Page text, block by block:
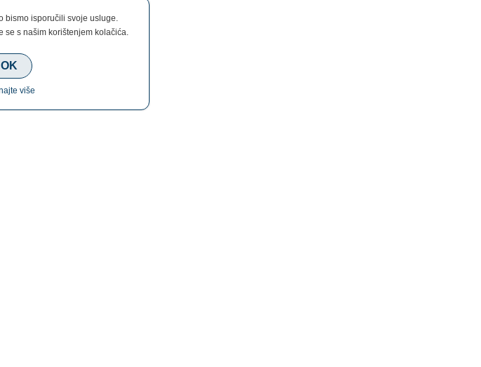
bismo isporučili svoje usluge.
se s našim korištenjem kolačića.
OK
više